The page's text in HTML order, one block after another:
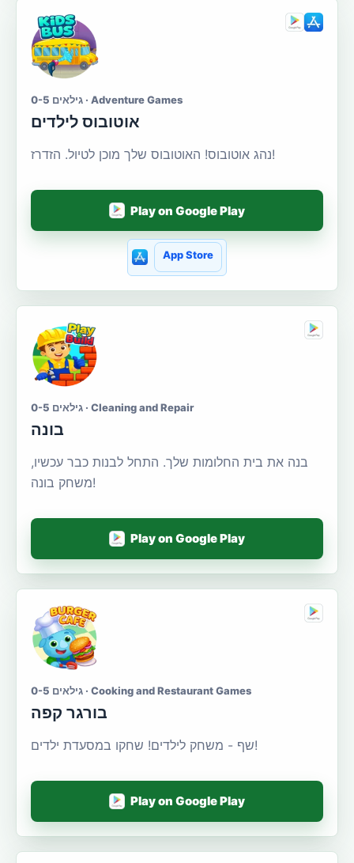
גילאים 0-5 · Adventure Games
אוטובוס לילדים
נהג אוטובוס! האוטובוס שלך מוכן לטיול. הזדרז!
Play on Google Play
App Store
גילאים 0-5 · Cleaning and Repair
בונה
בנה את בית החלומות שלך. התחל לבנות כבר עכשיו,
משחק בונה!
Play on Google Play
גילאים 0-5 · Cooking and Restaurant Games
בורגר קפה
שף - משחק לילדים! שחקו במסעדת ילדים!
Play on Google Play